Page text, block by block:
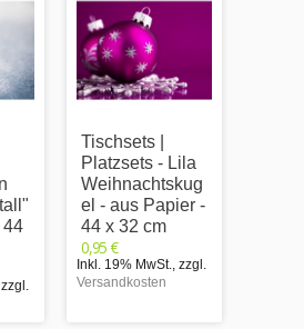
44
zzgl.
Tischsets |
Platzsets - Lila
Weihnachtskug
el - aus Papier -
44 x 32 cm
0,95 €
Inkl. 19% MwSt., zzgl.
Versandkosten